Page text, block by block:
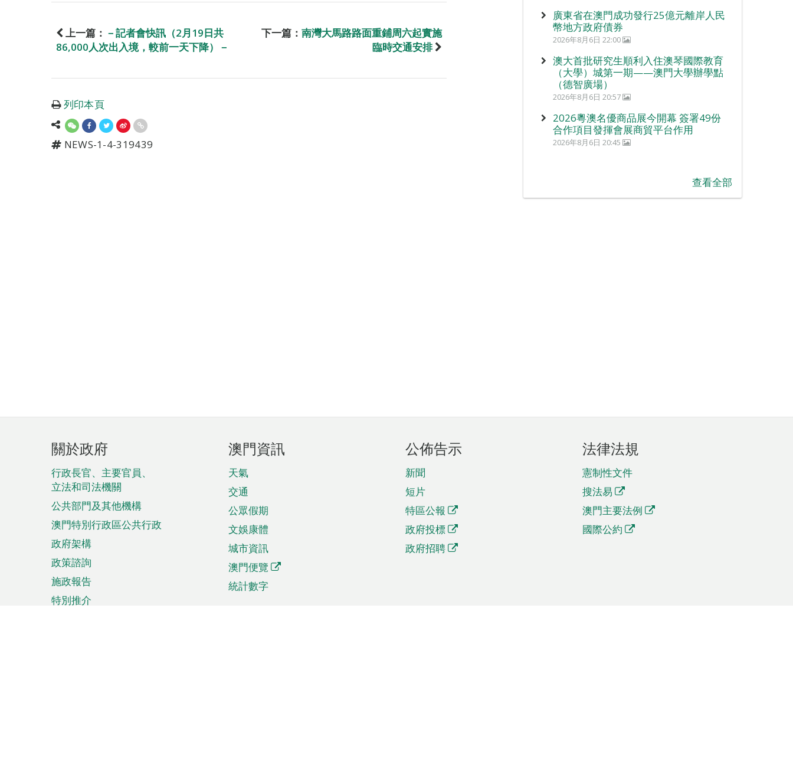
上一篇： －記者會快訊（2月19日共
86,000人次出入境，較前一天下降）－
下一篇： 南灣大馬路路面重鋪周六起實施
臨時交通安排
列印本頁
NEWS-1-4-319439
廣東省在澳門成功發行25億元離岸人民
幣地方政府債券
2026年8月6日 22:00
澳大首批研究生順利入住澳琴國際教育
（大學）城第一期——澳門大學辦學點
（德智廣場）
2026年8月6日 20:57
2026粵澳名優商品展今開幕 簽署49份
合作項目發揮會展商貿平台作用
2026年8月6日 20:45
查看全部
頁
腳
菜
單
關於政府
行政長官、主要官員、
立法和司法機關
公共部門及其他機構
澳門特別行政區公共行政
政府架構
政策諮詢
施政報告
特別推介
澳門資訊
天氣
交通
公眾假期
文娛康體
城市資訊
澳門便覽
統計數字
公佈告示
新聞
短片
特區公報
政府投標
政府招聘
法律法規
憲制性文件
搜法易
澳門主要法例
國際公約